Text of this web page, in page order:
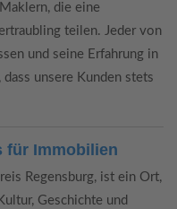
die eine
teilen. Jeder von
und seine Erfahrung in
unsere Kunden stets
für Immobilien
Regensburg, ist ein Ort,
Geschichte und